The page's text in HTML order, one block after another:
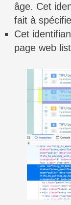
âge. Cet
fait à
Cet
page web